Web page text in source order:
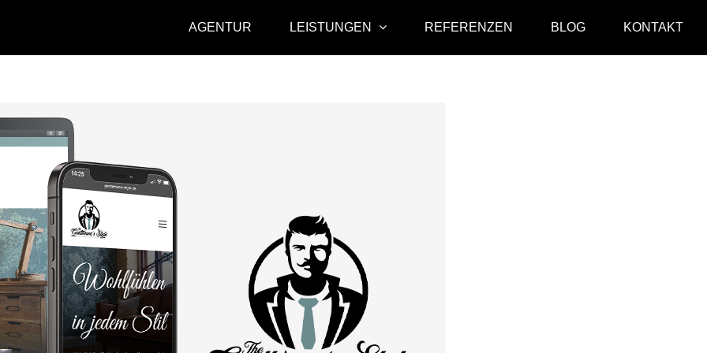
AGENTUR LEISTUNGEN REFERENZEN BLOG KONTAKT
The Gentlemens Style
Corporate Design Produktfotos Webdesign